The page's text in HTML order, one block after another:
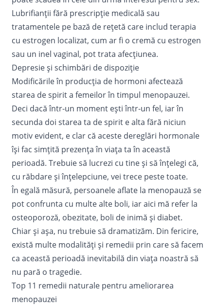
Lubrifianții fără prescripție medicală sau
tratamentele pe bază de rețetă care includ terapia
cu estrogen localizat, cum ar fi o cremă cu estrogen
sau un inel vaginal, pot trata afecțiunea.
Depresie și schimbări de dispoziție
Modificările în producția de hormoni afectează
starea de spirit a femeilor în timpul menopauzei.
Deci dacă într-un moment ești într-un fel, iar în
secunda doi starea ta de spirit e alta fără niciun
motiv evident, e clar că aceste dereglări hormonale
își fac simțită prezența în viața ta în această
perioadă. Trebuie să lucrezi cu tine și să înțelegi că,
cu răbdare și înțelepciune, vei trece peste toate.
În egală măsură, persoanele aflate la menopauză se
pot confrunta cu multe alte boli, iar aici mă refer la
osteoporoză, obezitate, boli de inimă și diabet.
Chiar și așa, nu trebuie să dramatizăm. Din fericire,
există multe modalități și remedii prin care să facem
ca această perioadă inevitabilă din viața noastră să
nu pară o tragedie.
Top 11 remedii naturale pentru ameliorarea
menopauzei